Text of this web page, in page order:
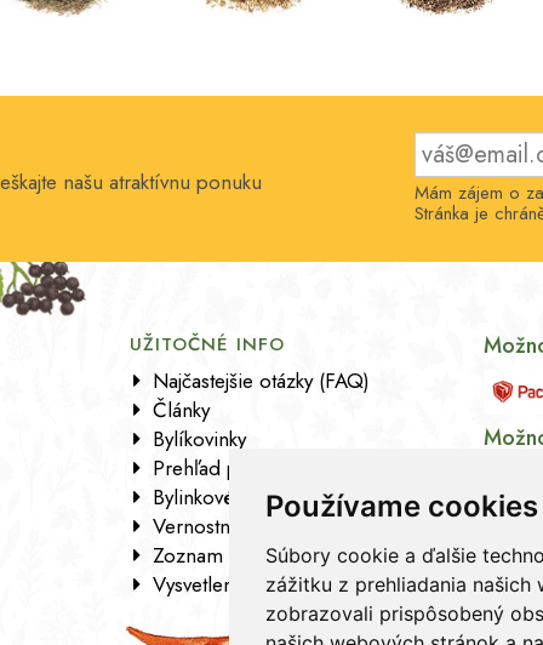
Používame cookies
Súbory cookie a ďalšie
zážitku z prehliadania našich
zobrazovali prispôsobený
našu atraktívnu ponuku Mám zájem o
Stránka je
UŽITOČNÉ INFO
Najčastejšie otázky (FAQ)
Články
Bylíkovinky
Prehľad pobočiek
Bylinkové kartičky
Vernostný program
Zoznam sortimentu
Vysvetlenie analytických údajov